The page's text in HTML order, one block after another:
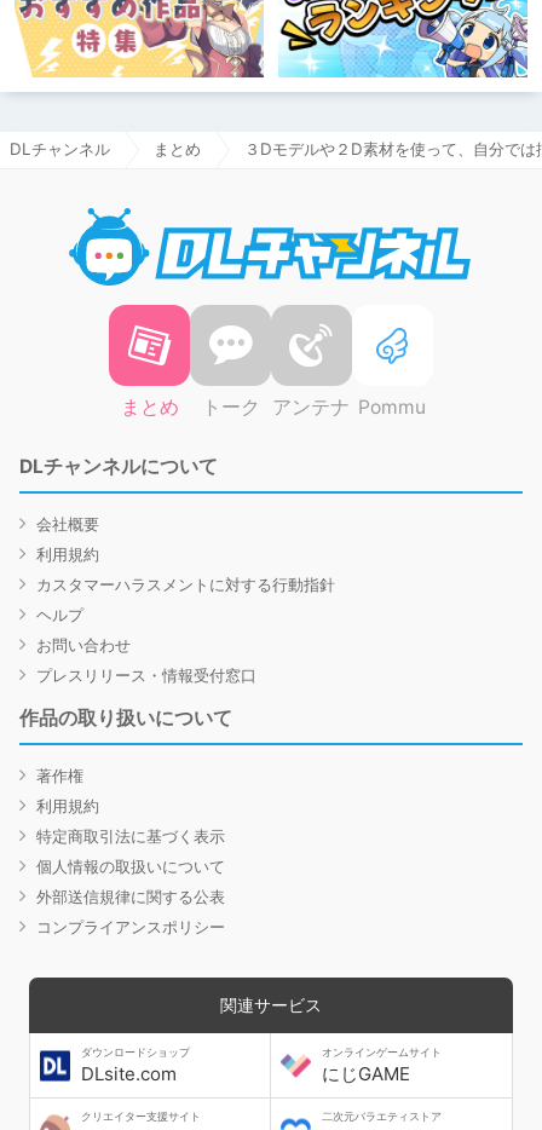
DLチャンネル まとめ ３Dモデルや２D素材を使って、自分で
まとめ トーク アンテナ Pommu
DLチャンネルについて
会社概要
利用規約
カスタマーハラスメントに対する行動指針
ヘルプ
お問い合わせ
プレスリリース・情報受付窓口
作品の取り扱いについて
著作権
利用規約
特定商取引法に基づく表示
個人情報の取扱いについて
外部送信規律に関する公表
コンプライアンスポリシー
関連サービス
ダウンロードショップ
DLsite.com
オンラインゲームサイト
にじGAME
クリエイター支援サイト 二次元バラエティストア